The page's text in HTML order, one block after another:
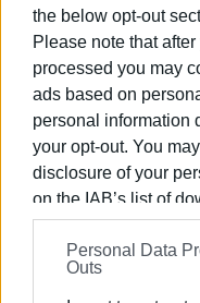
the below opt-out
Please note that
processed you may
ads based on
personal information
your opt-out. You
disclosure of your
on the IAB’s list of
information may also
on theIAB’s List of
further disclose it to
Personal Data
Outs
Λίγες απουσίες
Στο μεταξύ η
σχολεία της
πραγματοποιήθηκε
τόνισε στην «Ε» ο
Εκπαίδευσης
Ωστόσο απουσίες
αριθμό, με άλλους να